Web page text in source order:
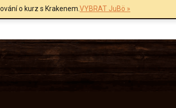
o kurz s Krakenem.VYBRAT JuBö »